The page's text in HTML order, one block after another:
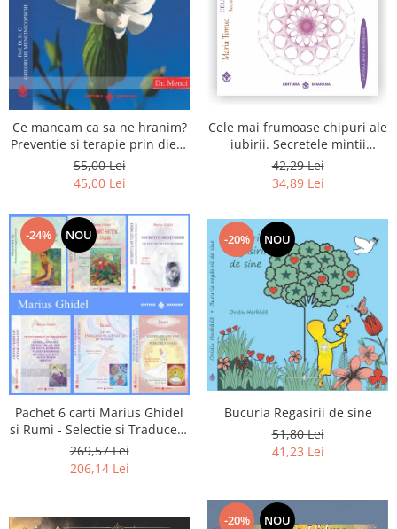
Ce mancam ca sa ne hranim?
Preventie si terapie prin dieta
in bolile cardiovasculare si in
diabetul zaharat
55,00 Lei
45,00 Lei
Cele mai frumoase chipuri ale
iubirii. Secretele mintii
omenesti in opera marelui
initiat, Rumi
42,29 Lei
34,89 Lei
-24% NOU
Pachet 6 carti Marius Ghidel
si Rumi - Selectie si Traducere
de Marius Ghidel
269,57 Lei
206,14 Lei
-20% NOU
Bucuria Regasirii de sine
51,80 Lei
41,23 Lei
-20% NOU